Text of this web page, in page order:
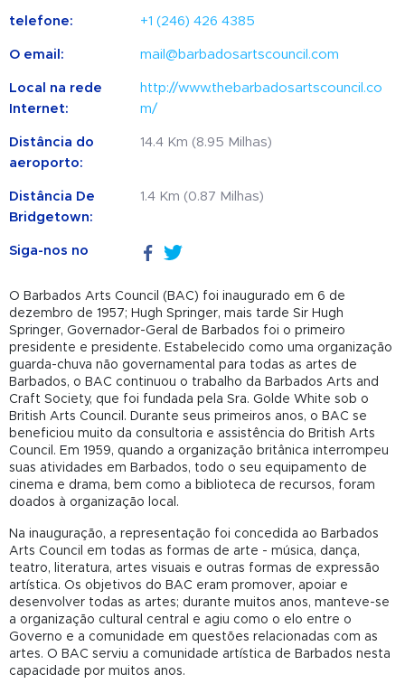
telefone: +1 (246) 426 4385
O email: mail@barbadosartscouncil.com
Local na rede
Internet:
http://www.thebarbadosartscouncil.co
m/
Distância do
aeroporto:
14.4 Km (8.95 Milhas)
Distância De
Bridgetown:
1.4 Km (0.87 Milhas)
Siga-nos no
O Barbados Arts Council (BAC) foi inaugurado em 6 de
dezembro de 1957; Hugh Springer, mais tarde Sir Hugh
Springer, Governador-Geral de Barbados foi o primeiro
presidente e presidente. Estabelecido como uma organização
guarda-chuva não governamental para todas as artes de
Barbados, o BAC continuou o trabalho da Barbados Arts and
Craft Society, que foi fundada pela Sra. Golde White sob o
British Arts Council. Durante seus primeiros anos, o BAC se
beneficiou muito da consultoria e assistência do British Arts
Council. Em 1959, quando a organização britânica interrompeu
suas atividades em Barbados, todo o seu equipamento de
cinema e drama, bem como a biblioteca de recursos, foram
doados à organização local.
Na inauguração, a representação foi concedida ao Barbados
Arts Council em todas as formas de arte - música, dança,
teatro, literatura, artes visuais e outras formas de expressão
artística. Os objetivos do BAC eram promover, apoiar e
desenvolver todas as artes; durante muitos anos, manteve-se
a organização cultural central e agiu como o elo entre o
Governo e a comunidade em questões relacionadas com as
artes. O BAC serviu a comunidade artística de Barbados nesta
capacidade por muitos anos.